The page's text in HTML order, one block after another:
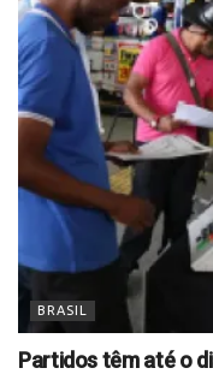
BRASIL
Partidos têm até o